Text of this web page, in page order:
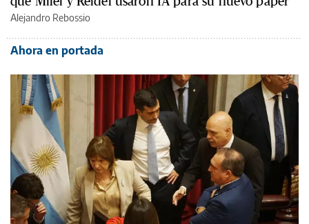
Alejandro Rebossio
Ahora en portada